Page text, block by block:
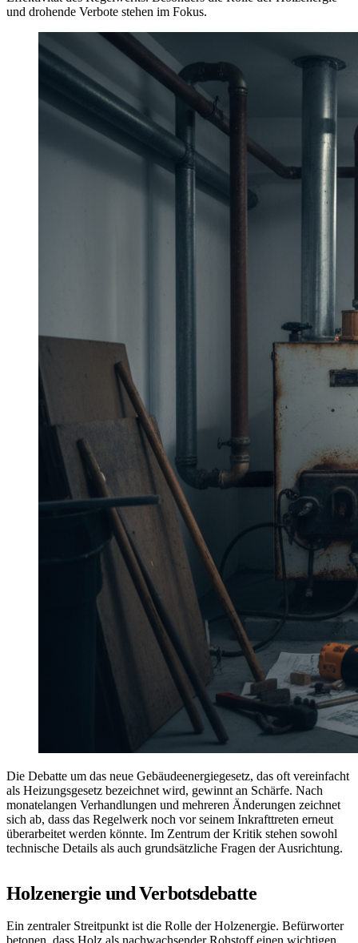
und drohende Verbote stehen im Fokus.
Die Debatte um das neue Gebäudeenergiegesetz, das oft vereinfacht
als Heizungsgesetz bezeichnet wird, gewinnt an Schärfe. Nach
monatelangen Verhandlungen und mehreren Änderungen zeichnet
sich ab, dass das Regelwerk noch vor seinem Inkrafttreten erneut
überarbeitet werden könnte. Im Zentrum der Kritik stehen sowohl
technische Details als auch grundsätzliche Fragen der Ausrichtung.
Holzenergie und Verbotsdebatte
Ein zentraler Streitpunkt ist die Rolle der Holzenergie. Befürworter
betonen, dass Holz als nachwachsender Rohstoff einen wichtigen